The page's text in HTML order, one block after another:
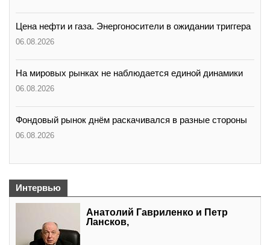
Цена нефти и газа. Энергоносители в ожидании триггера
06.08.2026
На мировых рынках не наблюдается единой динамики
06.08.2026
Фондовый рынок днём раскачивался в разные стороны
06.08.2026
Интервью
Анатолий Гавриленко и Петр
Лансков,